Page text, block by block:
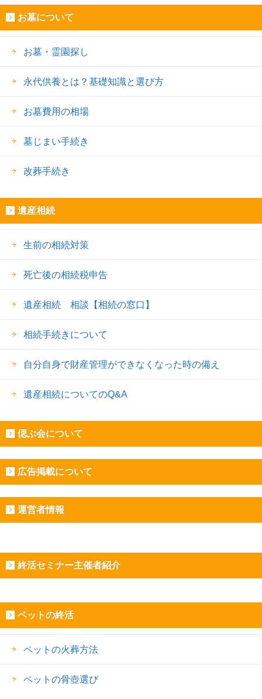
お墓について
お墓・霊園探し
永代供養とは？基礎知識と選び方
お墓費用の相場
墓じまい手続き
改葬手続き
遺産相続
生前の相続対策
死亡後の相続税申告
遺産相続 相談【相続の窓口】
相続手続きについて
自分自身で財産管理ができなくなった時の備え
遺産相続についてのQ&A
偲ぶ会について
広告掲載について
運営者情報
終活セミナー主催者紹介
ペットの終活
ペットの火葬方法
ペットの骨壺選び